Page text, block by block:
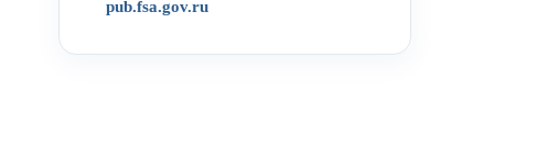
pub.fsa.gov.ru